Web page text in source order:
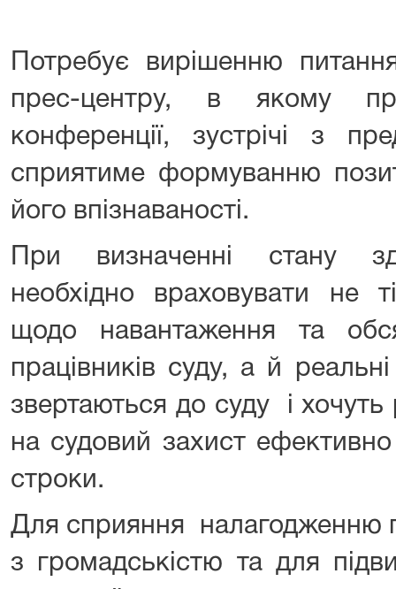
Потребує вирішенню
прес-центру, в якому
конференції, зустрічі з
сприятиме формуванню
його впізнаваності.
При визначенні стану
необхідно враховувати не
щодо навантаження та
працівників суду, а й
звертаються до суду і хочуть
на судовий захист
строки.
Для сприяння налагодженню
з громадськістю та для